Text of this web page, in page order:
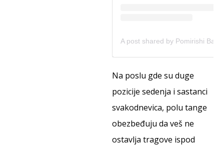
Na poslu gde su duge
pozicije sedenja i sastanci
svakodnevica, polu tange
obezbeđuju da veš ne
ostavlja tragove ispod